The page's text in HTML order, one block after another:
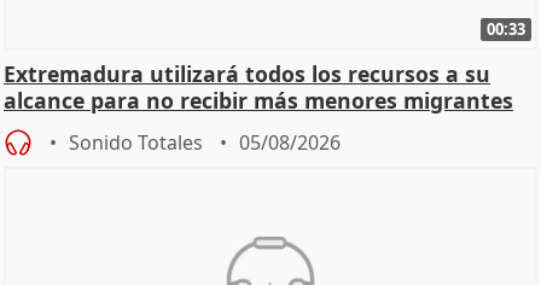
00:33
Extremadura utilizará todos los recursos a su
alcance para no recibir más menores migrantes
Sonido Totales 05/08/2026